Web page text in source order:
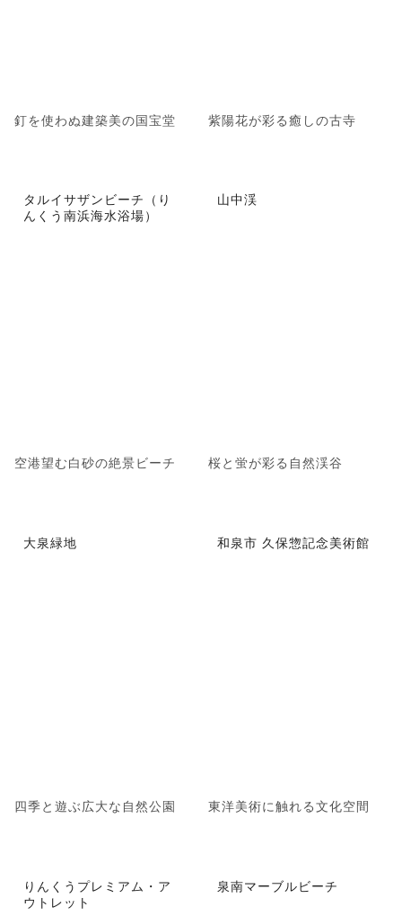
釘を使わぬ建築美の国宝堂 紫陽花が彩る癒しの古寺
タルイサザンビーチ（り
んくう南浜海水浴場）
空港望む白砂の絶景ビーチ
山中渓
桜と蛍が彩る自然渓谷
大泉緑地
四季と遊ぶ広大な自然公園
和泉市 久保惣記念美術館
東洋美術に触れる文化空間
りんくうプレミアム・ア
ウトレット
泉南マーブルビーチ